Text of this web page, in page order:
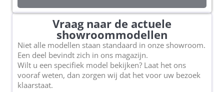
Vraag naar de actuele
showroommodellen
Niet alle modellen staan standaard in onze showroom.
Een deel bevindt zich in ons magazijn.
Wilt u een specifiek model bekijken? Laat het ons
vooraf weten, dan zorgen wij dat het voor uw bezoek
klaarstaat.